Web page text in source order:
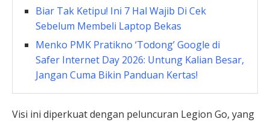
Biar Tak Ketipu! Ini 7 Hal Wajib Di Cek
Sebelum Membeli Laptop Bekas
Menko PMK Pratikno ‘Todong’ Google di
Safer Internet Day 2026: Untung Kalian Besar,
Jangan Cuma Bikin Panduan Kertas!
Visi ini diperkuat dengan peluncuran Legion Go, yang